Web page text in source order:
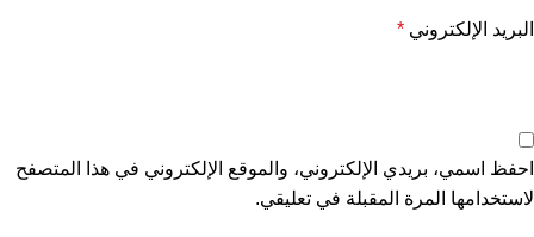
البريد الإلكتروني *
احفظ اسمي، بريدي الإلكتروني، والموقع الإلكتروني في هذا المتصفح
لاستخدامها المرة المقبلة في تعليقي.